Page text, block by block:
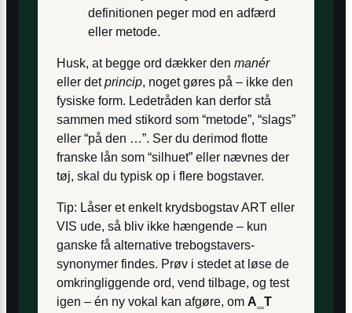
definitionen peger mod en adfærd
eller metode.
Husk, at begge ord dækker den manér
eller detprincip, noget gøres på – ikke den
fysiske form. Ledetråden kan derfor stå
sammen med stikord som “metode”, “slags”
eller “på den …”. Ser du derimod flotte
franske lån som “silhuet” eller nævnes der
tøj, skal du typisk op i flere bogstaver.
Tip: Låser et enkelt krydsbogstav ART eller
VIS ude, så bliv ikke hængende – kun
ganske få alternative trebogstavers-
synonymer findes. Prøv i stedet at løse de
omkringliggende ord, vend tilbage, og test
igen – én ny vokal kan afgøre, om A‗T